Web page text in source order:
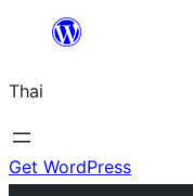
ยัง
เนื้อหา
Thai
Get WordPress